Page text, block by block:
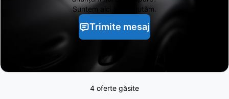
Suntem aici să te ajutăm.
Trimite mesaj
4 oferte găsite